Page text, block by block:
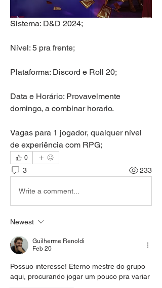
Sistema: D&D 2024;
Nível: 5 pra frente;
Plataforma: Discord e Roll 20;
Data e Horário: Provavelmente
domingo, a combinar horario.
Vagas para 1 jogador, qualquer nível
de experiência com RPG;
0
3 233
Write a comment...
Newest
Guilherme Renoldi
Feb 20
Possuo interesse! Eterno mestre do grupo
aqui, procurando jogar um pouco pra variar